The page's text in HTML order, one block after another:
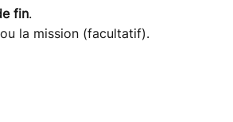
fin.
la mission (facultatif).